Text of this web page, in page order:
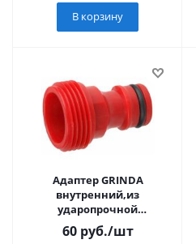
В корзину
Адаптер GRINDA
внутренний,из
ударопрочной
пластмассовый, 3/4"
60руб./шт